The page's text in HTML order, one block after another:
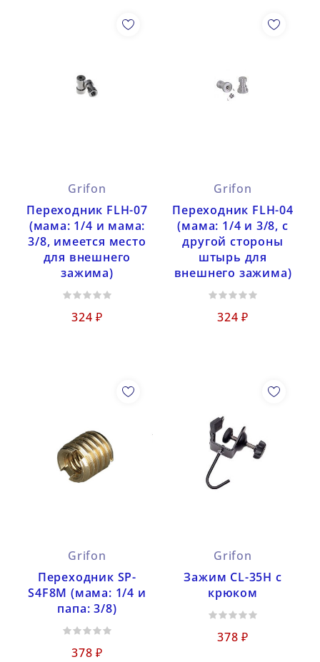
Grifon
Переходник FLH-07
(мама: 1/4 и мама:
3/8, имеется место
для внешнего
зажима)
324 ₽
Grifon
Переходник FLH-04
(мама: 1/4 и 3/8, с
другой стороны
штырь для
внешнего зажима)
324 ₽
Grifon
Переходник SP-
S4F8M (мама: 1/4 и
папа: 3/8)
378 ₽
Grifon
Зажим CL-35H с
крюком
378 ₽